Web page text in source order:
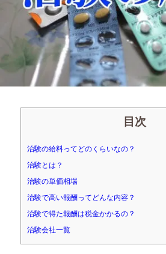
目次
治験の給料ってどのくらいなの？
治験とは？
治験の単価相場
治験で高い報酬ってどんな内容？
治験で得た報酬は税金かかるの？
治験会社一覧